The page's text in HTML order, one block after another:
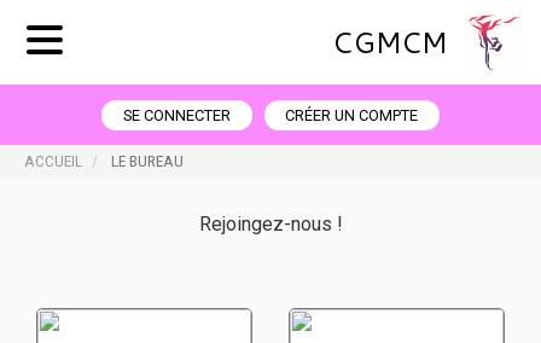
CGMCM
SE CONNECTER CRÉER UN COMPTE
ACCUEIL LE BUREAU
Rejoingez-nous !